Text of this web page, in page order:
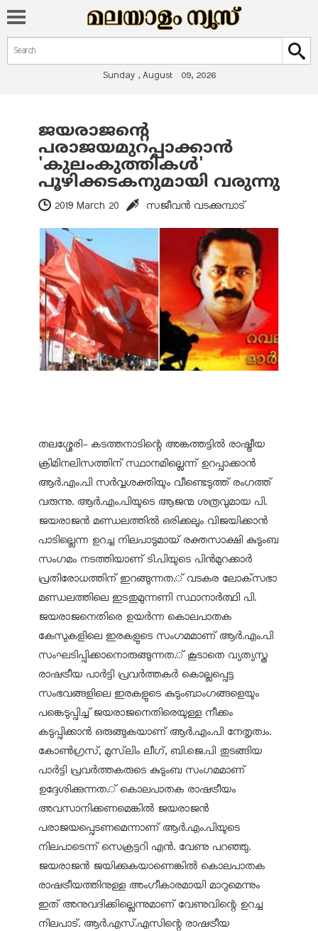
Search form
Search
Sunday , August 09, 2026
You are here
ജയരാജന്റെ
പരാജയമുറപ്പാക്കാൻ
'കുലംകുത്തികൾ'
പൂഴിക്കടകനുമായി വരുന്നു
2019 March 20 സജീവൻ വടക്കുമ്പാട്
തലശ്ശേരി- കടത്തനാടിന്റെ അങ്കത്തട്ടിൽ രാഷ്ട്രീയ
ക്രിമിനലിസത്തിന് സ്ഥാനമില്ലെന്ന് ഉറപ്പാക്കാൻ
ആർ.എം.പി സർവ്വശക്തിയും വീണ്ടെടുത്ത് രംഗത്ത്
വരുന്നു. ആർ.എം.പിയുടെ ആജന്മ ശത്രവുമായ പി.
ജയരാജൻ മണ്ഡലത്തിൽ ഒരിക്കലും വിജയിക്കാൻ
പാടില്ലെന്ന ഉറച്ച നിലപാടുമായ് രക്തസാക്ഷി കുടുംബ
സംഗമം നടത്തിയാണ് ടി.പിയുടെ പിൻമുറക്കാർ
പ്രതിരോധത്തിന് ഇറങ്ങുന്നത.് വടകര ലോക്‌സഭാ
മണ്ഡലത്തിലെ ഇടതുമുന്നണി സ്ഥാനാർത്ഥി പി.
ജയരാജനെതിരെ ഉയർന്ന കൊലപാതക
കേസുകളിലെ ഇരകളുടെ സംഗമമാണ് ആർ.എം.പി
സംഘടിപ്പിക്കാനൊരുങ്ങുന്നത.് കൂടാതെ വ്യത്യസ്ത
രാഷട്രീയ പാർട്ടി പ്രവർത്തകർ കൊല്ലപ്പെട്ട
സംഭവങ്ങളിലെ ഇരകളുടെ കുടുംബാംഗങ്ങളെയും
പങ്കെടുപ്പിച്ച് ജയരാജനെതിരെയുള്ള നീക്കം
കടുപ്പിക്കാൻ ഒരുങ്ങുകയാണ് ആർ.എം.പി നേതൃത്വം.
കോൺഗ്രസ്, മുസ്‌ലിം ലീഗ്, ബി.ജെ.പി തുടങ്ങിയ
പാർട്ടി പ്രവർത്തകരുടെ കുടുംബ സംഗമമാണ്
ഉദ്ദേശിക്കുന്നത.് കൊലപാതക രാഷട്രീയം
അവസാനിക്കണമെങ്കിൽ ജയരാജൻ
പരാജയപ്പെടണമെന്നാണ് ആർ.എം.പിയുടെ
നിലപാടെന്ന് സെക്രട്ടറി എൻ. വേണു പറഞ്ഞു.
ജയരാജൻ ജയിക്കുകയാണെങ്കിൽ കൊലപാതക
രാഷട്രീയത്തിനുള്ള അംഗീകാരമായി മാറുമെന്നും
ഇത് അനുവദിക്കില്ലെന്നുമാണ് വേണുവിന്റെ ഉറച്ച
നിലപാട്. ആർ.എസ്.എസിന്റെ രാഷട്രീയ